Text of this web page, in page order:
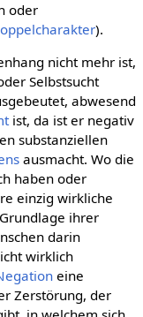
oder
).
nicht mehr ist,
Selbstsucht
abwesend
ist, da ist er negativ
substanziellen
ausmacht. Wo die
haben oder
einzig wirkliche
ihrer
darin
wirklich
eine
Zerstörung, der